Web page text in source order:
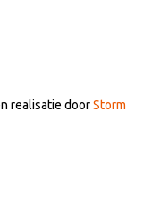
realisatie doorStorm